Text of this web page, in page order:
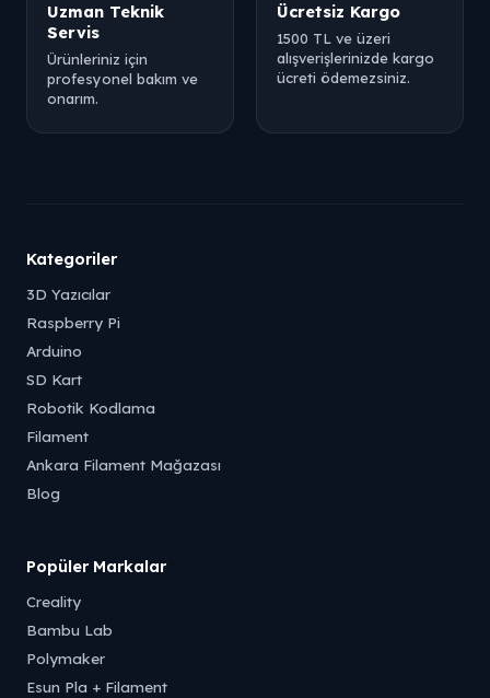
Uzman Teknik
Servis
Ürünleriniz için
profesyonel bakım ve
onarım.
Ücretsiz Kargo
1500 TL ve üzeri
alışverişlerinizde kargo
ücreti ödemezsiniz.
Kategoriler
3D Yazıcılar
Raspberry Pi
Arduino
SD Kart
Robotik Kodlama
Filament
Ankara Filament Mağazası
Blog
Popüler Markalar
Creality
Bambu Lab
Polymaker
Esun Pla + Filament